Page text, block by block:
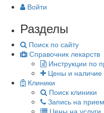
Войти
Разделы
Поиск по сайту
Справочник лекарств
Инструкции по
Цены и наличие
Клиники
Поиск клиники
Запись на прием